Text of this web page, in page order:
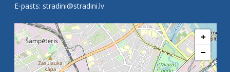
E-pasts: stradini@stradini.lv
+
−